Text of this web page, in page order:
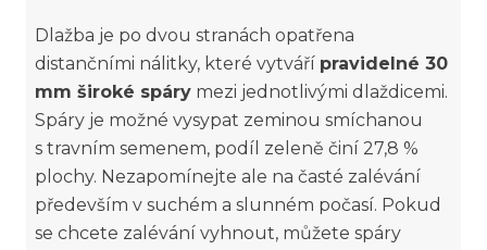
Dlažba je po dvou stranách opatřena
distančními nálitky, které vytváří pravidelné 30
mm široké spáry mezi jednotlivými dlaždicemi.
Spáry je možné vysypat zeminou smíchanou
s travním semenem, podíl zeleně činí 27,8 %
plochy. Nezapomínejte ale na časté zalévání
především v suchém a slunném počasí. Pokud
se chcete zalévání vyhnout, můžete spáry